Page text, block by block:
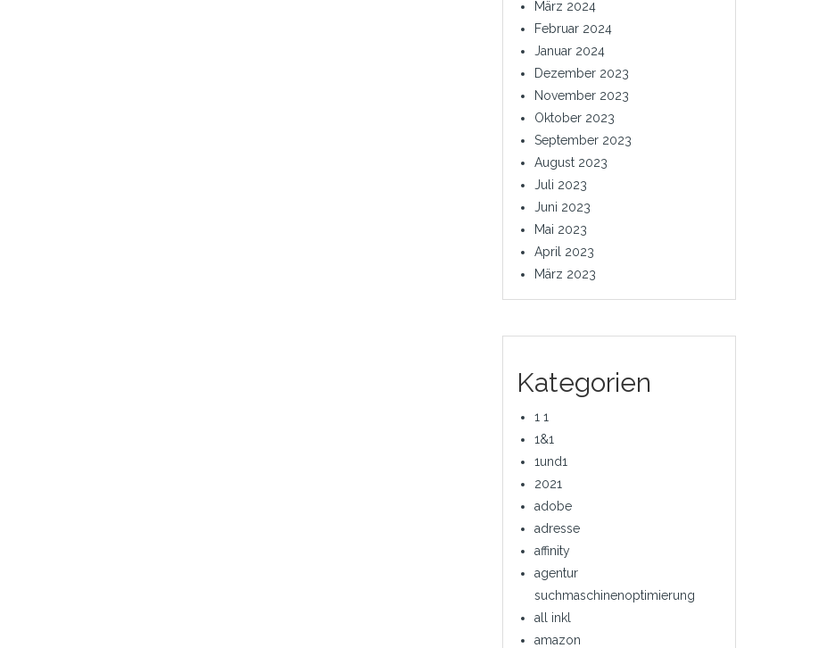
März 2024
Februar 2024
Januar 2024
Dezember 2023
November 2023
Oktober 2023
September 2023
August 2023
Juli 2023
Juni 2023
Mai 2023
April 2023
März 2023
Kategorien
1 1
1&1
1und1
2021
adobe
adresse
affinity
agentur
suchmaschinenoptimierung
all inkl
amazon